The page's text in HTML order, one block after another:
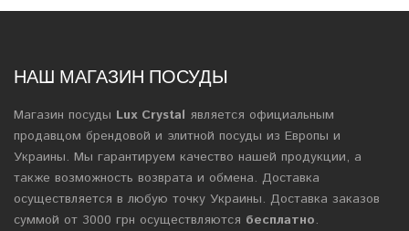
НАШ МАГАЗИН ПОСУДЫ
Магазин посуды Lux Crystal является официальным
продавцом брендовой и элитной посуды из Европы и
Украины. Мы гарантируем качество нашей продукции, а
также возможность возврата и обмена. Доставка
осуществляется в любую точку Украины. Доставка заказов
суммой от 3000 грн осуществляются бесплатно.